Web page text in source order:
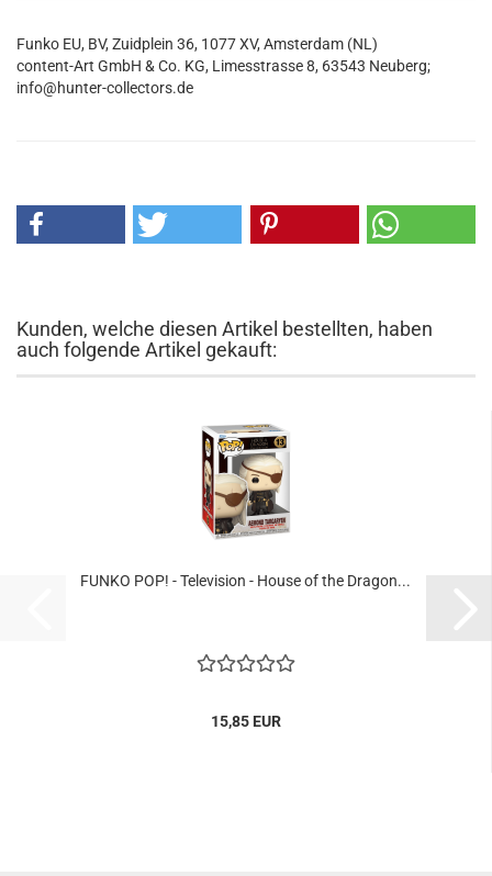
Funko EU, BV, Zuidplein 36, 1077 XV, Amsterdam (NL)
content-Art GmbH & Co. KG, Limesstrasse 8, 63543 Neuberg;
info@hunter-collectors.de
Kunden, welche diesen Artikel bestellten, haben
auch folgende Artikel gekauft:
FUNKO POP! - Te­le­vi­si­on - House of the Dra­gon...
15,85 EUR